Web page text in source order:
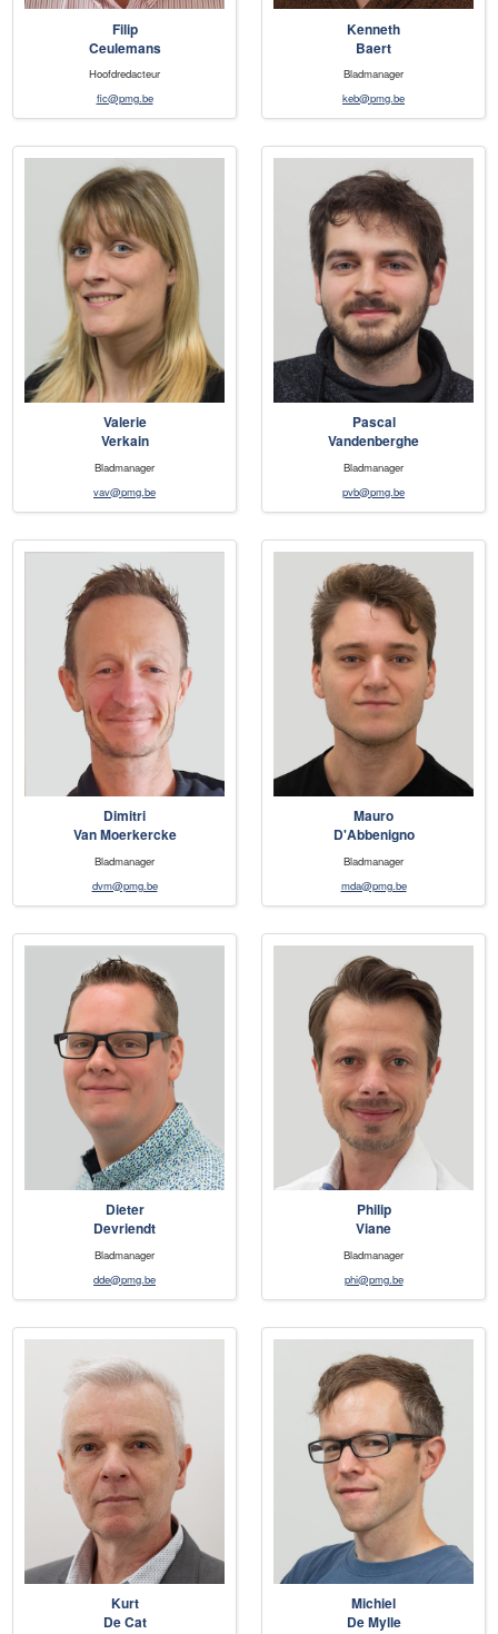
Filip
Ceulemans
Hoofdredacteur
fic@pmg.be
Kenneth
Baert
Bladmanager
keb@pmg.be
Valerie
Verkain
Bladmanager
vav@pmg.be
Pascal
Vandenberghe
Bladmanager
pvb@pmg.be
Dimitri
Van Moerkercke
Bladmanager
dvm@pmg.be
Mauro
D'Abbenigno
Bladmanager
mda@pmg.be
Dieter
Devriendt
Bladmanager
dde@pmg.be
Philip
Viane
Bladmanager
phi@pmg.be
Kurt
De Cat
Michiel
De Mylle